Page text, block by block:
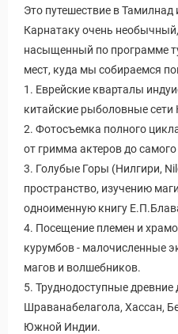
Это путешествие в Тамилнад
Карнатаку очень
насыщенный по программе
мест, куда мы собираемся
1. Еврейские кварталы
китайские рыболовные сети
2. Фотосъемка полного
от гримма актеров до
3. Голубые Горы (Нилгири,
пространство, изучению
одноименную книгу
4. Посещение племен и
курумбов - малочисленные
магов и волшебников.
5. Труднодоступные
Шраванабелагола, Хассан,
Южной Индии.